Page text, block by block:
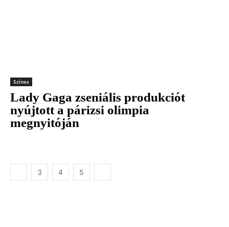
Színes
Lady Gaga zseniális produkciót
nyújtott a párizsi olimpia
megnyitóján
3 4 5